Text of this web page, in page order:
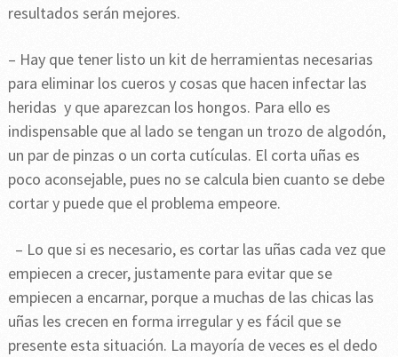
resultados serán mejores.
– Hay que tener listo un kit de herramientas necesarias
para eliminar los cueros y cosas que hacen infectar las
heridas y que aparezcan los hongos. Para ello es
indispensable que al lado se tengan un trozo de algodón,
un par de pinzas o un corta cutículas. El corta uñas es
poco aconsejable, pues no se calcula bien cuanto se debe
cortar y puede que el problema empeore.
– Lo que si es necesario, es cortar las uñas cada vez que
empiecen a crecer, justamente para evitar que se
empiecen a encarnar, porque a muchas de las chicas las
uñas les crecen en forma irregular y es fácil que se
presente esta situación. La mayoría de veces es el dedo